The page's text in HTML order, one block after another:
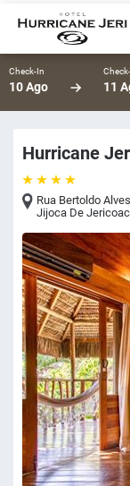
Check-In
10 Ago 11
Hurricane
Rua Bertoldo
Jijoca De